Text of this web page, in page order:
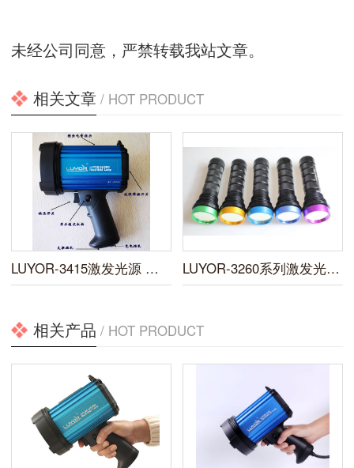
未经公司同意，严禁转载我站文章。
相关文章 / HOT PRODUCT
LUYOR-3415激发光源 快速操作指南 LUYOR-3260系列激发光源操作指南
相关产品 / HOT PRODUCT